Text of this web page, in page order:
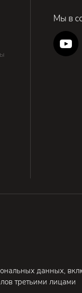
Мы в
данных,
третьими лицами